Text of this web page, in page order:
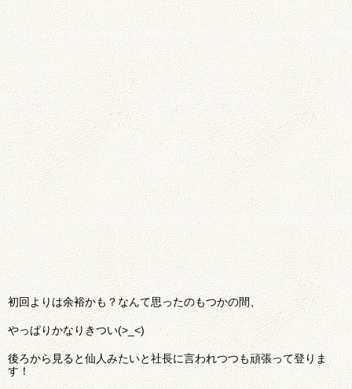
初回よりは余裕かも？なんて思ったのもつかの間、
やっぱりかなりきつい(>_<)
後ろから見ると仙人みたいと社長に言われつつも頑張って登りま
す！